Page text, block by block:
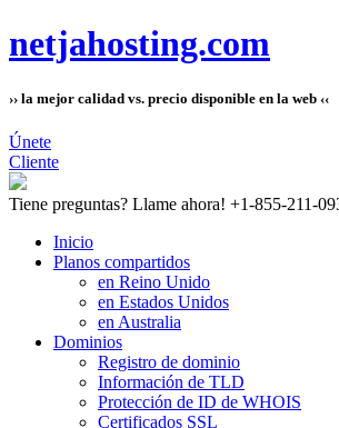
netjahosting.com
›› la mejor calidad vs. precio disponible en la web ‹‹
Únete
Cliente
Tiene preguntas? Llame ahora! +1-855-211-
Inicio
Planos compartidos
en Reino Unido
en Estados Unidos
en Australia
Dominios
Registro de dominio
Información de TLD
Protección de ID de WHOIS
Certificados SSL